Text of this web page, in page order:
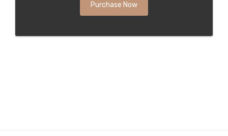
Purchase Now